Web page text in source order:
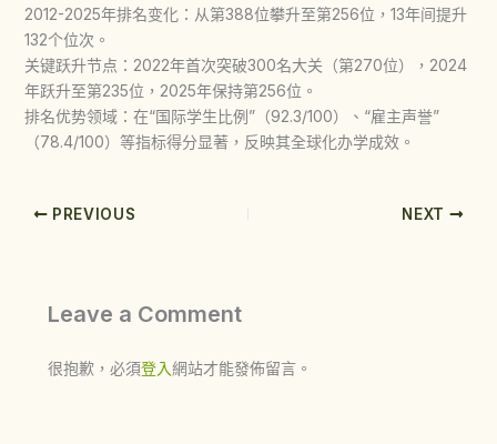
2012-2025年排名变化：从第388位攀升至第256位，13年间提升
132个位次。
关键跃升节点：2022年首次突破300名大关（第270位），2024
年跃升至第235位，2025年保持第256位。
排名优势领域：在“国际学生比例”（92.3/100）、“雇主声誉”
（78.4/100）等指标得分显著，反映其全球化办学成效。
PREVIOUS NEXT
Leave a Comment
很抱歉，必須登入網站才能發佈留言。